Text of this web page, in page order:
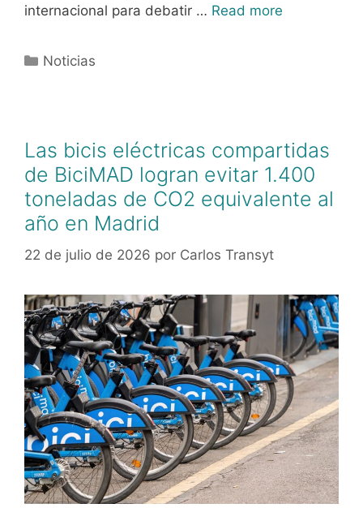
internacional para debatir … Read more
Noticias
Las bicis eléctricas compartidas
de BiciMAD logran evitar 1.400
toneladas de CO2 equivalente al
año en Madrid
22 de julio de 2026 por Carlos Transyt